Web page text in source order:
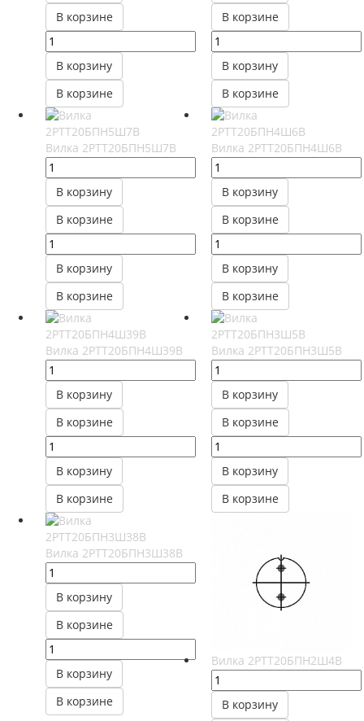
В корзине
В корзину
В корзине
В корзине
В корзину
В корзине
Вилка 2РТТ20БПН5Ш7В
В корзину
В корзине
В корзину
В корзине
Вилка 2РТТ20БПН4Ш6В
В корзину
В корзине
В корзину
В корзине
Вилка 2РТТ20БПН4Ш39В
В корзину
В корзине
В корзину
В корзине
Вилка 2РТТ20БПН3Ш5В
В корзину
В корзине
В корзину
В корзине
Вилка 2РТТ20БПН3Ш38В
В корзину
В корзине
В корзину
В корзине
Вилка 2РТТ20БПН2Ш4В
В корзину